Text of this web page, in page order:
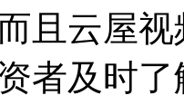
且云屋
者及时